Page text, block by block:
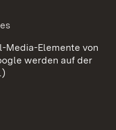
Media-Elemente von
werden auf der